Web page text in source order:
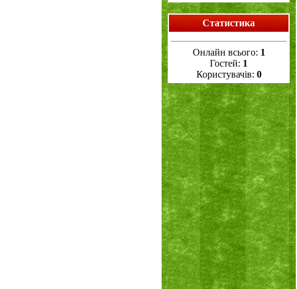
Статистика
Онлайн всього: 1
Гостей: 1
Користувачів: 0